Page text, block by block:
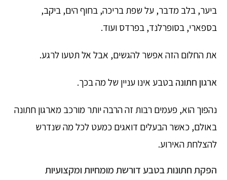
ביער, בלב מדבר, על שפת בריכה, בחוף הים, ביקב,
בספארי, בסופרלנד, בפרדס ועוד.
את החלום הזה אפשר להגשים, אבל אל תטעו לרגע.
ארגון חתונה בטבע אינו עניין של מה בכך.
נהפוך הוא, פעמים רבות זה הרבה יותר מורכב מארגון חתונה
באולם, כאשר הבעלים דואגים כמעט לכל מה שנדרש
להצלחת האירוע.
הפקת חתונות בטבע דורשת מומחיות ומקצועיות